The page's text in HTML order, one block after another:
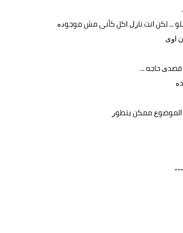
... ﻟﻜﻦ ﺍﻧﺖ ﻧﺎﺯﻝ ﺍﻛﻞ ﻛﺄﻧﻰ ﻣﺶ ﻣﻮﺟﻮﺩﻩ
ﺍﻭﻯ
ﻗﺼﺪﻯ ﺣﺎﺟﻪ ...
ﺍﻟﻤﻮﺿﻮﻉ ﻣﻤﻜﻦ ﻳﺘﻄﻮﺭ